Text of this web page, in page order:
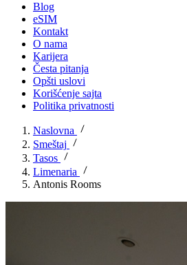
Blog
eSIM
Kontakt
O nama
Karijera
Česta pitanja
Opšti uslovi
Korišćenje sajta
Politika privatnosti
Naslovna
Smeštaj
Tasos
Limenaria
Antonis Rooms